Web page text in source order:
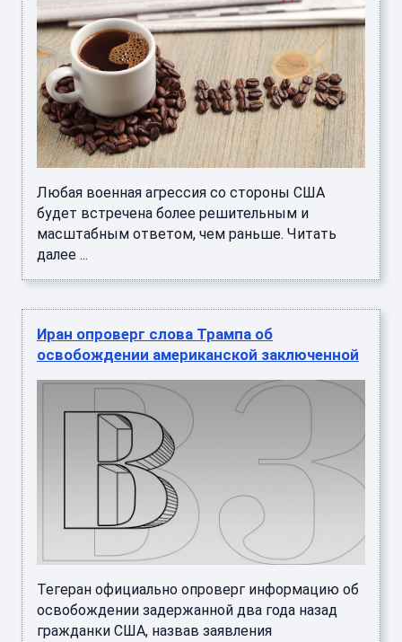
Любая военная агрессия со стороны США
будет встречена более решительным и
масштабным ответом, чем раньше. Читать
далее ...
Иран опроверг слова Трампа об
освобождении американской заключенной
Тегеран официально опроверг информацию об
освобождении задержанной два года назад
гражданки США, назвав заявления